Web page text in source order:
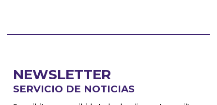
NEWSLETTER
SERVICIO DE NOTICIAS